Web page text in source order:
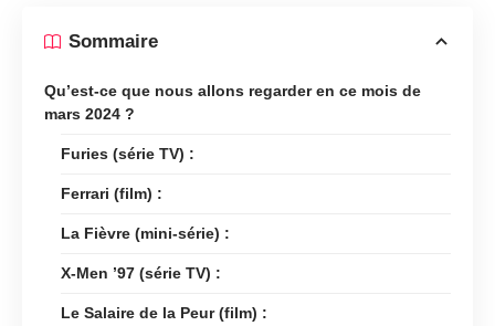
Sommaire
Qu’est-ce que nous allons regarder en ce mois de
mars 2024 ?
Furies (série TV) :
Ferrari (film) :
La Fièvre (mini-série) :
X-Men ’97 (série TV) :
Le Salaire de la Peur (film) :